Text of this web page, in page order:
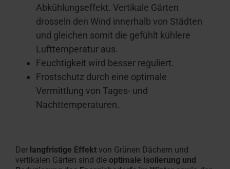
Abkühlungseffekt. Vertikale Gärten
drosseln den Wind innerhalb von Städten
und gleichen somit die gefühlt kühlere
Lufttemperatur aus.
Feuchtigkeit wird besser reguliert.
Frostschutz durch eine optimale
Vermittlung von Tages- und
Nachttemperaturen.
Der langfristige Effekt von Grünen Dächern und
vertikalen Gärten sind die optimale Isolierung und